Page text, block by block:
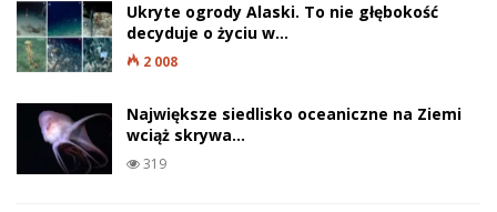
Ukryte ogrody Alaski. To nie głębokość
decyduje o życiu w…
2 008
Największe siedlisko oceaniczne na Ziemi
wciąż skrywa…
319